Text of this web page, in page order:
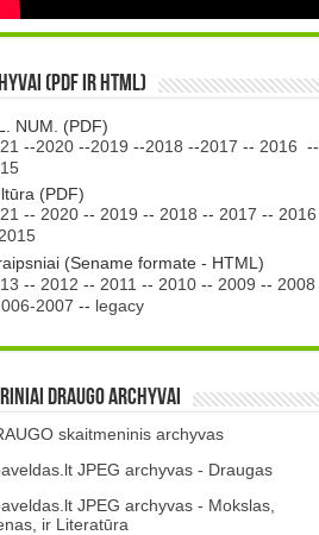
(PDF ir HTML)
NUM. (PDF)
--2020--2019 --2018 --2017 -- 2016 --
(PDF)
-- 2020-- 2019 -- 2018 -- 2017 -- 2016
2015
(Sename formate - HTML)
-- 2012 -- 2011 -- 2010-- 2009 -- 2008
2007 -- legacy
DRAUGO Archyvai
skaitmeninis archyvas
JPEG archyvas - Draugas
JPEG archyvas - Mokslas,
ir Literatūra